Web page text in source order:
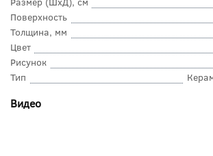
Поверхность
Толщина, мм
Цвет
Рисунок
Тип
Видео